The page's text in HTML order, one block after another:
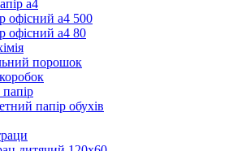
а4
офісний а4 500
офісний а4 80
порошок
папір обухів